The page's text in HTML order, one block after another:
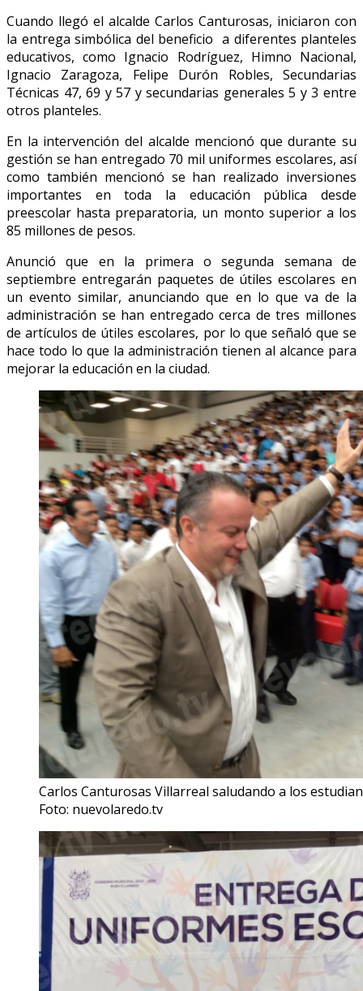
Cuando llegó el alcalde Carlos Canturosas, iniciaron con
la entrega simbólica del beneficio a diferentes planteles
educativos, como Ignacio Rodríguez, Himno Nacional,
Ignacio Zaragoza, Felipe Durón Robles, Secundarias
Técnicas 47, 69 y 57 y secundarias generales 5 y 3 entre
otros planteles.
En la intervención del alcalde mencionó que durante su
gestión se han entregado 70 mil uniformes escolares, así
como también mencionó se han realizado inversiones
importantes en toda la educación pública desde
preescolar hasta preparatoria, un monto superior a los
85 millones de pesos.
Anunció que en la primera o segunda semana de
septiembre entregarán paquetes de útiles escolares en
un evento similar, anunciando que en lo que va de la
administración se han entregado cerca de tres millones
de artículos de útiles escolares, por lo que señaló que se
hace todo lo que la administración tienen al alcance para
mejorar la educación en la ciudad.
Carlos Canturosas Villarreal saludando a los
Foto: nuevolaredo.tv